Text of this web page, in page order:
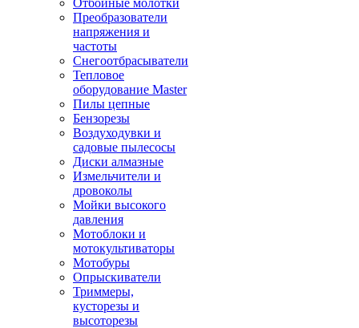
Отбойные молотки
Преобразователи
напряжения и
частоты
Снегоотбрасыватели
Тепловое
оборудование Master
Пилы цепные
Бензорезы
Воздуходувки и
садовые пылесосы
Диски алмазные
Измельчители и
дровоколы
Мойки высокого
давления
Мотоблоки и
мотокультиваторы
Мотобуры
Опрыскиватели
Триммеры,
кусторезы и
высоторезы